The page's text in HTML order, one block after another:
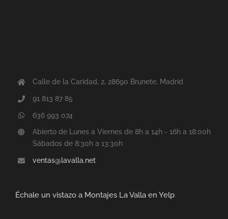
Calle de la Caridad, 2, 28690 Brunete, Madrid
91 813 87 85
636 993 074
Abierto de Lunes a Viernes de 8h a 14h - 16h a 18:00h
Sábados de 8:30h a 13:30h
ventas@lavalla.net
Échale un vistazo a Montajes La Valla en Yelp